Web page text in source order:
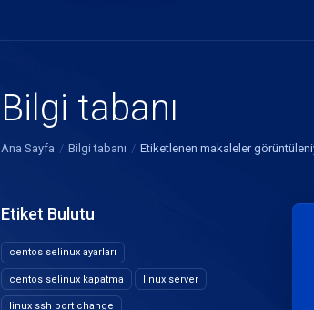
Bilgi tabanı
Ana Sayfa Bilgi tabanı Etiketlenen makaleler
Etiket Bulutu
centos selinux ayarları
centos selinux kapatma linux server
linux ssh port change